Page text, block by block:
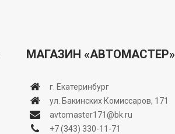
МАГАЗИН «АВТОМАСТЕР»
г. Екатеринбург
ул. Бакинских Комиссаров, 171
avtomaster171@bk.ru
+7 (343) 330-11-71